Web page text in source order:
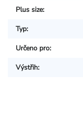
Plus size:
Typ:
Určeno pro:
Výstřih: